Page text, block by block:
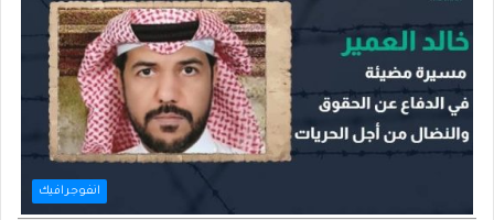
انفوجرافيك